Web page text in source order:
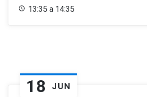
13:35 a 14:35
18 JUN